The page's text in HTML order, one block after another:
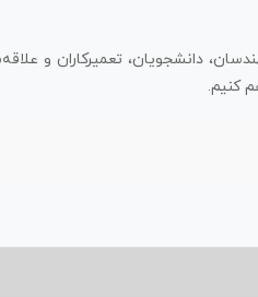
دانشجویان، تعمیرکاران و
کنیم.